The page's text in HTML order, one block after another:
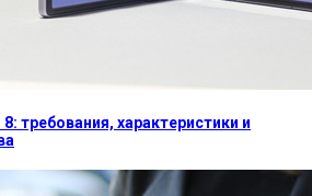
требования, характеристики и